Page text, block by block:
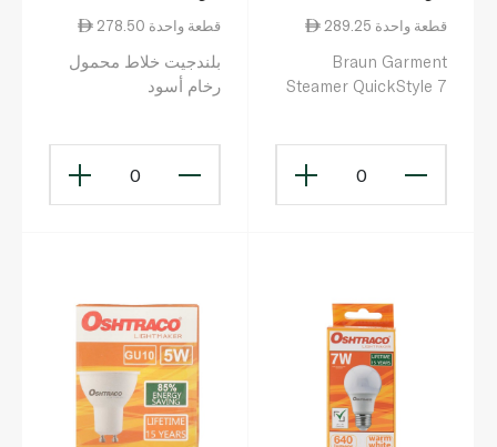
289.25 قطعة واحدة
Braun Garment
Steamer QuickStyle 7
0
278.50 قطعة واحدة
بلندجيت خلاط محمول
رخام أسود
0